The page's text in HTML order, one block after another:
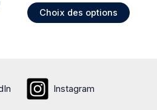
produit
options
peuvent
Choix des options
Instagram